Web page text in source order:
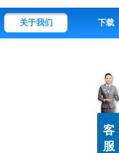
关于我们 下载
客
服